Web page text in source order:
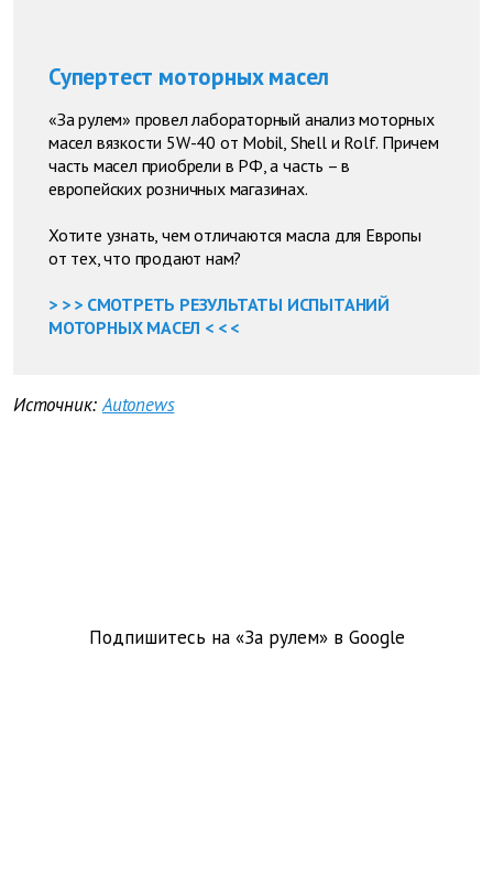
Супертест моторных масел
«За рулем» провел лабораторный анализ моторных
масел вязкости 5W-40 от Mobil, Shell и Rolf. Причем
часть масел приобрели в РФ, а часть – в
европейских розничных магазинах.
Хотите узнать, чем отличаются масла для Европы
от тех, что продают нам?
> > > СМОТРЕТЬ РЕЗУЛЬТАТЫ ИСПЫТАНИЙ
МОТОРНЫХ МАСЕЛ < < <
Источник: Autonews
Подпишитесь на «За рулем» в Google